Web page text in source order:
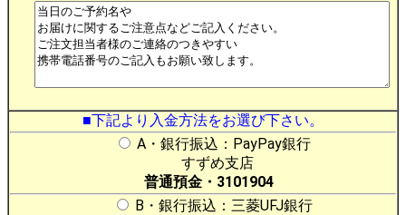
■下記より入金方法をお選び下さい。
A・銀行振込：PayPay銀行
すずめ支店
普通預金・3101904
B・銀行振込：三菱UFJ銀行